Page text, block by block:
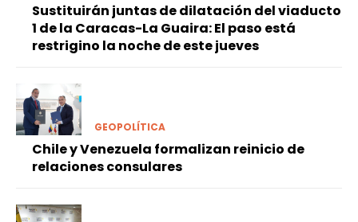
Sustituirán juntas de dilatación del viaducto
1 de la Caracas-La Guaira: El paso está
restrigino la noche de este jueves
GEOPOLÍTICA
Chile y Venezuela formalizan reinicio de
relaciones consulares